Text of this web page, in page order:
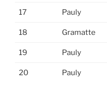
17 Pauly
18 Gramatte
19 Pauly
20 Pauly